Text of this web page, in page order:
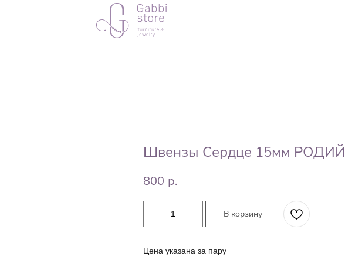
Швензы Сердце 15мм РОДИЙ
800 р.
В корзину
Цена указана за пару